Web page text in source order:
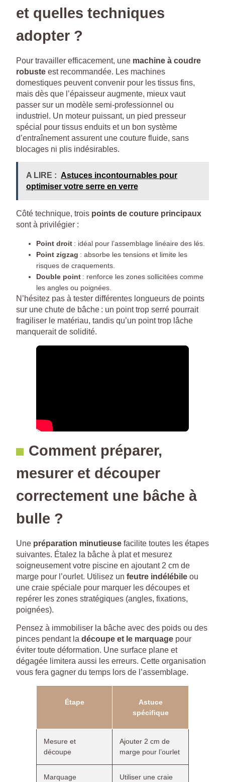
et quelles techniques
adopter ?
Pour travailler efficacement, une machine à coudre
robuste est recommandée. Les machines
domestiques peuvent convenir pour les tissus fins,
mais dès que l’épaisseur augmente, mieux vaut
passer sur un modèle semi-professionnel ou
industriel. Un moteur puissant, un pied presseur
spécial pour tissus enduits et un bon système
d’entraînement assurent une couture fluide, sans
blocages ni plis indésirables.
A LIRE : Astuces incontournables pour
optimiser votre serre en verre
Côté technique, trois points de couture principaux
sont à privilégier :
Point droit : idéal pour l’assemblage linéaire des lés.
Point zigzag : absorbe les tensions et limite les
risques de craquements.
Double point : renforce les zones sollicitées comme
les angles ou poignées.
N’hésitez pas à tester différentes longueurs de points
sur une chute de bâche : un point trop serré pourrait
fragiliser le matériau, tandis qu’un point trop lâche
manquerait de solidité.
Comment préparer,
mesurer et découper
correctement une bâche à
bulle ?
Une préparation minutieuse facilite toutes les étapes
suivantes. Étalez la bâche à plat et mesurez
soigneusement votre piscine en ajoutant 2 cm de
marge pour l’ourlet. Utilisez un feutre indélébile ou
une craie spéciale pour marquer les découpes et
repérer les zones stratégiques (angles, fixations,
poignées).
Pensez à immobiliser la bâche avec des poids ou des
pinces pendant la découpe et le marquage pour
éviter toute déformation. Une surface plane et
dégagée limitera aussi les erreurs. Cette organisation
vous fera gagner du temps lors de l’assemblage.
Étape
Astuce
spécifique
Mesure et
découpe
Ajouter 2 cm de
marge pour l’ourlet
Marquage
Utiliser une craie